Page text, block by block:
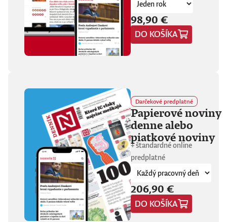
hore. Hrá pred
tisíckami ľudí na
festivaloch, vo
vypredaných sálach
aj v malých
punkových
ľudia, ktorí sa
predtým nepoznali,
vedú intenzívny
dialóg o hudbe a
stave sveta. V
štrnástich
tematicky
zameraných
kapitolách príde
okrem iného reč na
punk, trap,
rock’n’roll, Beatles,
Sex Pistols,
Dostojevského,
Hegela, Boha, GG
98,90 €
DO KOŠÍKA
Darčekové predplatné
Papierové noviny
denne alebo
piatkové noviny
+ štandardné online
predplatné
206,90 €
DO KOŠÍKA